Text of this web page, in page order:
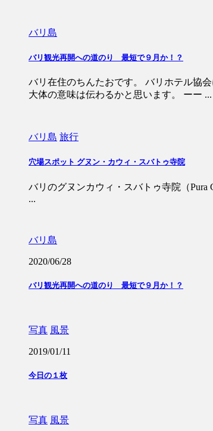
バリ島
バリ観光再開への道のり 最短で９月か！？
バリ在住のちんたおです。 バリホテル協
大体の意味は伝わるかと思います。 ーー ...
バリ島 旅行
穴場スポット グヌン・カウィ・スバトゥ寺院
バリのグヌンカウィ・スバトゥ寺院（Pura
...
バリ島
2020/06/28
バリ観光再開への道のり 最短で９月か！？
写真 風景
2019/01/11
今日の１枚
写真 風景